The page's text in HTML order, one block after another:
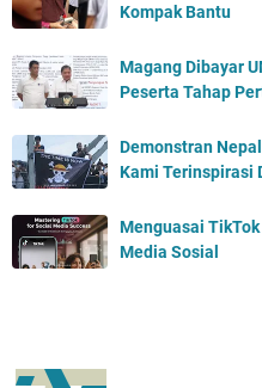
Kompak Bantu
Magang Dibayar
Peserta Tahap
Demonstran
Kami Terinspirasi
Menguasai
Media Sosial